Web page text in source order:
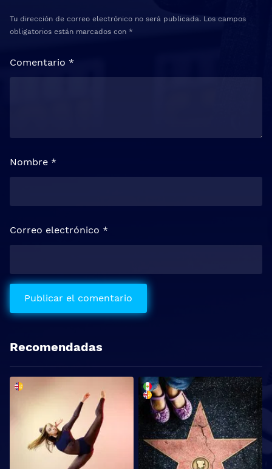
Tu dirección de correo electrónico no será publicada. Los campos
obligatorios están marcados con *
Comentario *
Nombre *
Correo electrónico *
Recomendadas